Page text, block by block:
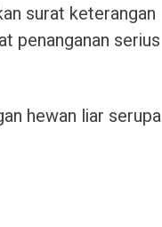
surat keterangan
penanganan serius
hewan liar serupa